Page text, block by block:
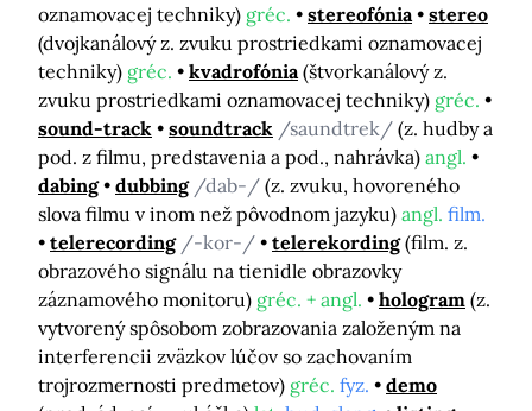
oznamovacej techniky) gréc. stereofónia
stereo
(dvojkanálový z. zvuku prostriedkami oznamovacej
techniky) gréc. kvadrofónia (štvorkanálový z.
zvuku prostriedkami oznamovacej techniky) gréc.
sound-track
soundtrack /saundtrek/ (z. hudby a
pod. z filmu, predstavenia a pod., nahrávka) angl.
dabing
dubbing /dab-/ (z. zvuku, hovoreného
slova filmu v inom než pôvodnom jazyku) angl. film.
telerecording /-kor-/ telerekording (film. z.
obrazového signálu na tienidle obrazovky
záznamového monitoru) gréc. + angl. hologram (z.
vytvorený spôsobom zobrazovania založeným na
interferencii zväzkov lúčov so zachovaním
trojrozmernosti predmetov) gréc. fyz.
demo